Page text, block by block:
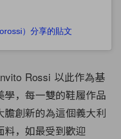
）分享的貼文
Rossi 以此作為基
，每一雙的鞋履作品
創新的為這個義大利
，如最受到歡迎